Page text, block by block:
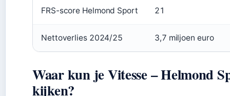
FRS-score Helmond Sport 21
Nettoverlies 2024/25 3,7 miljoen euro
Waar kun je Vitesse – Helmond
kijken?